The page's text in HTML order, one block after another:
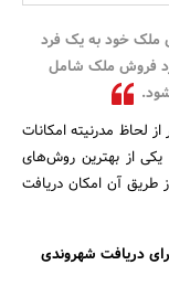
ملک خود به یک فرد
فروش ملک شامل
لحاظ مدرنیته امکانات
یکی از بهترین روش‌های
طریق آن امکان دریافت
دریافت شهروندی